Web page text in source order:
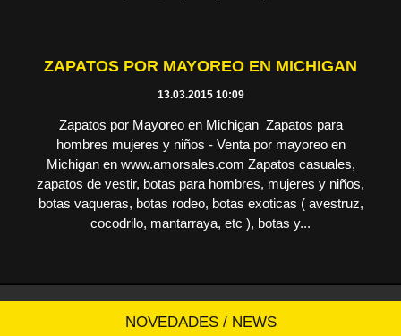
ZAPATOS POR MAYOREO EN MICHIGAN
13.03.2015 10:09
Zapatos por Mayoreo en Michigan Zapatos para
hombres mujeres y niños - Venta por mayoreo en
Michigan en www.amorsales.com Zapatos casuales,
zapatos de vestir, botas para hombres, mujeres y niños,
botas vaqueras, botas rodeo, botas exoticas ( avestruz,
cocodrilo, mantarraya, etc ), botas y...
NOVEDADES / NEWS